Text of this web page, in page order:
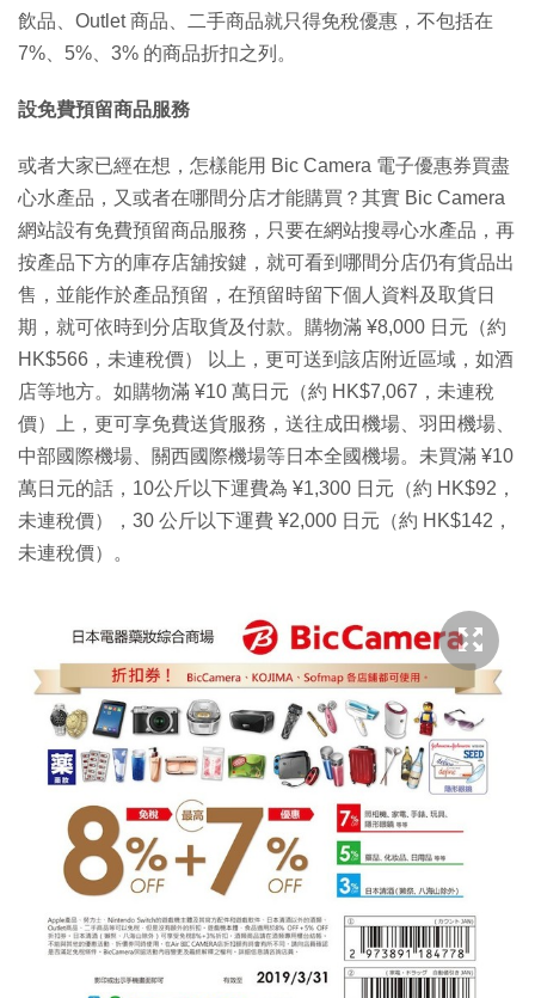
飲品、Outlet 商品、二手商品就只得免稅優惠，不包括在
7%、5%、3% 的商品折扣之列。
設免費預留商品服務
或者大家已經在想，怎樣能用 Bic Camera 電子優惠券買盡
心水產品，又或者在哪間分店才能購買？其實 Bic Camera
網站設有免費預留商品服務，只要在網站搜尋心水產品，再
按產品下方的庫存店舖按鍵，就可看到哪間分店仍有貨品出
售，並能作於產品預留，在預留時留下個人資料及取貨日
期，就可依時到分店取貨及付款。購物滿 ¥8,000 日元（約
HK$566，未連稅價） 以上，更可送到該店附近區域，如酒
店等地方。如購物滿 ¥10 萬日元（約 HK$7,067，未連稅
價）上，更可享免費送貨服務，送往成田機場、羽田機場、
中部國際機場、關西國際機場等日本全國機場。未買滿 ¥10
萬日元的話，10公斤以下運費為 ¥1,300 日元（約 HK$92，
未連稅價），30 公斤以下運費 ¥2,000 日元（約 HK$142，
未連稅價）。